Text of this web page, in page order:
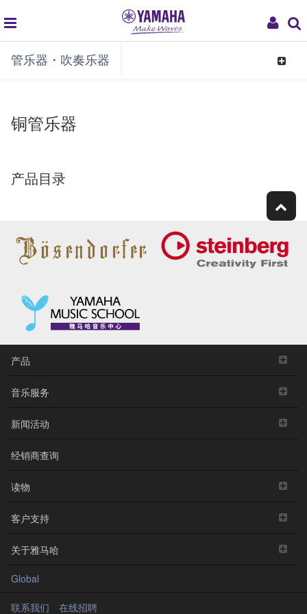
My
global
navigation
管乐器・吹奏乐器
Toggle
铜管乐器
产品目录
产品
音乐服务
新闻活动
经销商查询
读物
客户支持
关于雅马哈
Global
联系我们
在线招聘